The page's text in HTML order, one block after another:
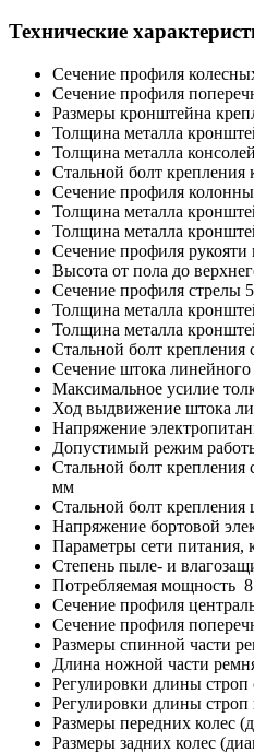
Технические
Сечение профиля
Сечение профиля
Размеры кронштейна
Толщина металла
Толщина металла
Стальной болт
Сечение профиля
Толщина металла
Толщина металла
Сечение профиля
Высота от пола до
Сечение профиля стрелы
Толщина металла
Толщина металла
Стальной болт
Сечение штока
Максимальное усилие
Ход выдвижение штока
Напряжение
Допустимый режим
Стальной болт крепления
мм
Стальной болт
Напряжение бортовой
Параметры сети питания,
Степень пыле- и
Потребляемая мощность
Сечение профиля
Сечение профиля
Размеры спинной части
Длина ножной части
Регулировки длины
Регулировки длины
Размеры передних колес
Размеры задних колес